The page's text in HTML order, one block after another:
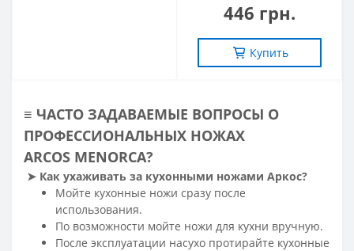
446 грн.
Купить
≡ ЧАСТО ЗАДАВАЕМЫЕ ВОПРОСЫ О
ПРОФЕССИОНАЛЬНЫХ НОЖАХ
ARCOS MENORCA?
➤ Как ухаживать за кухонными ножами Аркос?
Мойте кухонные ножи сразу после
использования.
По возможности мойте ножи для кухни вручную.
После эксплуатации насухо протирайте кухонные